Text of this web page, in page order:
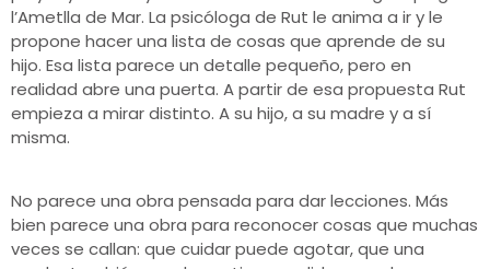
l’Ametlla de Mar. La psicóloga de Rut le anima a ir y le
propone hacer una lista de cosas que aprende de su
hijo. Esa lista parece un detalle pequeño, pero en
realidad abre una puerta. A partir de esa propuesta Rut
empieza a mirar distinto. A su hijo, a su madre y a sí
misma.
No parece una obra pensada para dar lecciones. Más
bien parece una obra para reconocer cosas que muchas
veces se callan: que cuidar puede agotar, que una